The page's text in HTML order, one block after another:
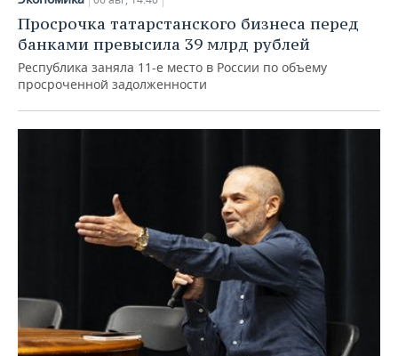
Просрочка татарстанского бизнеса перед
банками превысила 39 млрд рублей
Республика заняла 11-е место в России по объему
просроченной задолженности